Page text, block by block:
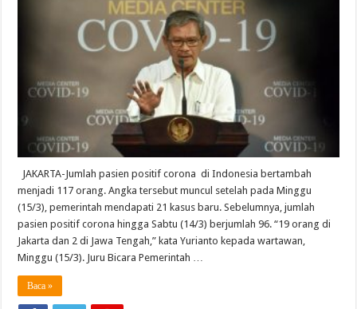
JAKARTA-Jumlah pasien positif corona di Indonesia bertambah
menjadi 117 orang. Angka tersebut muncul setelah pada Minggu
(15/3), pemerintah mendapati 21 kasus baru. Sebelumnya, jumlah
pasien positif corona hingga Sabtu (14/3) berjumlah 96. “19 orang di
Jakarta dan 2 di Jawa Tengah,” kata Yurianto kepada wartawan,
Minggu (15/3). Juru Bicara Pemerintah …
Baca »